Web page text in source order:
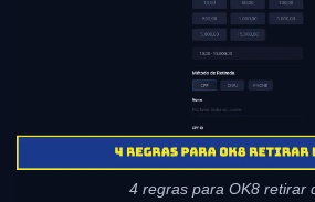
4 regras para OK8 retirar